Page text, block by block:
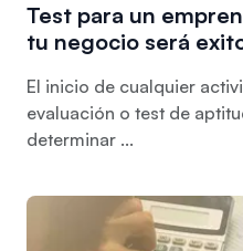
Test para un
tu negocio será
El inicio de cualquier
evaluación o test de
determinar ...